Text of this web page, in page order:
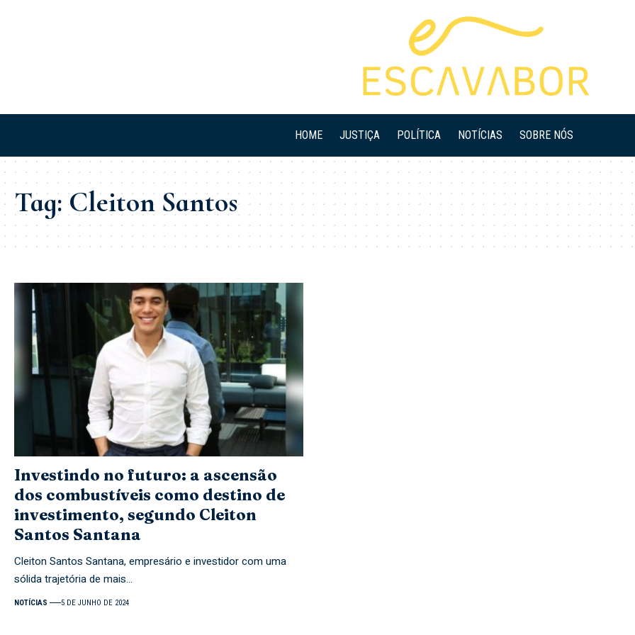
HOME JUSTIÇA POLÍTICA NOTÍCIAS SOBRE NÓS
Tag:Cleiton Santos
Investindo no futuro: a ascensão
dos combustíveis como destino de
investimento, segundo Cleiton
Santos Santana
Cleiton Santos Santana, empresário e investidor com uma
sólida trajetória de mais…
NOTÍCIAS 5 DE JUNHO DE 2024